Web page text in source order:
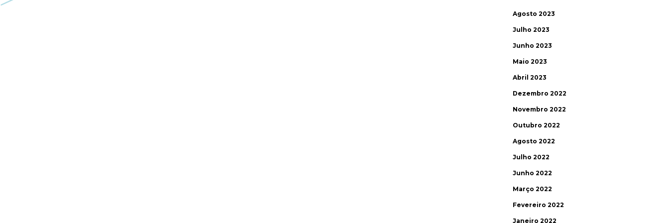
Agosto 2023
Julho 2023
Junho 2023
Maio 2023
Abril 2023
Dezembro 2022
Novembro 2022
Outubro 2022
Agosto 2022
Julho 2022
Junho 2022
Março 2022
Fevereiro 2022
Janeiro 2022